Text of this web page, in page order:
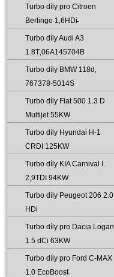
Turbo díly pro Citroen
Berlingo 1‚6HDi̵
Turbo díly Audi A3
1.8T‚06A145704B
Turbo díly BMW 118d‚
767378-5014S
Turbo díly Fiat 500 1.3 D
Multijet 55KW
Turbo díly Hyundai H-1
CRDI 125KW
Turbo díly KIA Carnival I.
2‚9TDI 94KW
Turbo díly Peugeot 206 2.0
HDi
Turbo díly pro Dacia Logan
1.5 dCi 63KW
Turbo díly pro Ford C-MAX
1.0 EcoBoost̵